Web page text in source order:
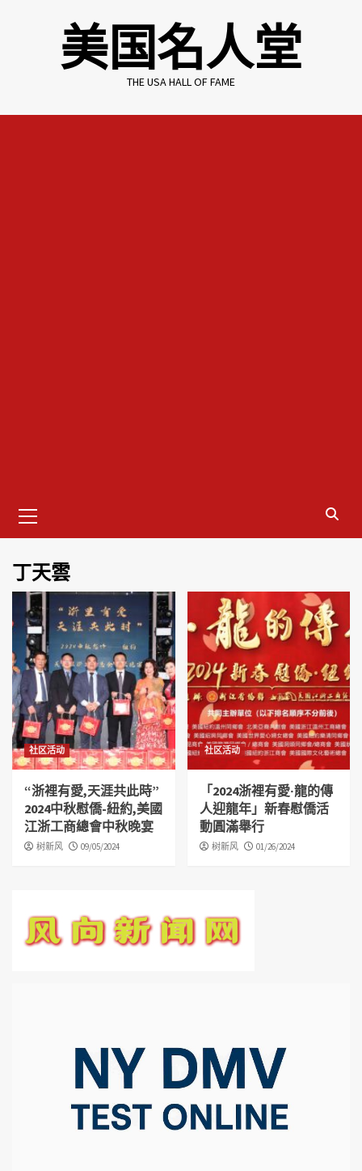
美国名人堂
THE USA HALL OF FAME
Menu
丁天雲
社区活动
“浙裡有愛,天涯共此時”
2024中秋慰僑-紐約,美國
江浙工商總會中秋晚宴
树新风 09/05/2024
社区活动
「2024浙裡有愛‧龍的傳
人迎龍年」新春慰僑活
動圓滿舉行
树新风 01/26/2024